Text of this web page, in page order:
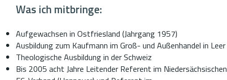
Was ich mitbringe:
Aufgewachsen in Ostfriesland (Jahrgang 1957)
Ausbildung zum Kaufmann im Groß- und Außenhandel in Leer
Theologische Ausbildung in der Schweiz
Bis 2005 acht Jahre Leitender Referent im Niedersächsischen